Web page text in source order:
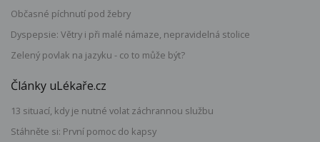
Občasné píchnutí pod žebry
Dyspepsie: Větry i při malé námaze, nepravidelná stolice
Zelený povlak na jazyku - co to může být?
Články uLékaře.cz
13 situací, kdy je nutné volat záchrannou službu
Stáhněte si: První pomoc do kapsy